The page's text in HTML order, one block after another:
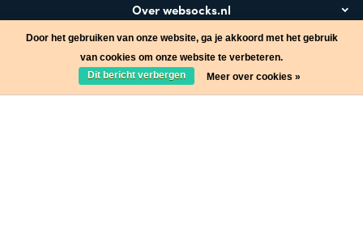
Over websocks.nl
Bezoek ook
Door het gebruiken van onze website, ga je akkoord met het gebruik
van cookies om onze website te verbeteren.
Dit bericht verbergen
Meer over cookies »